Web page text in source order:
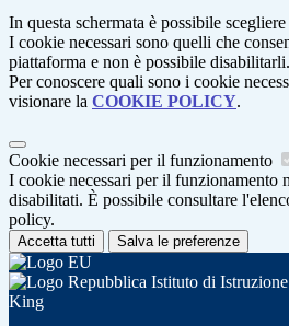
In questa schermata è possibile
I cookie necessari sono quelli che
piattaforma e non è possibile disabilitarli.
Per conoscere quali sono i cookie
visionare la COOKIE POLICY.
Cookie necessari per il funzionamento
I cookie necessari per il funzionamento
disabilitati. È possibile consultare
policy.
Accetta tutti Salva le preferenze
Istituto di
King